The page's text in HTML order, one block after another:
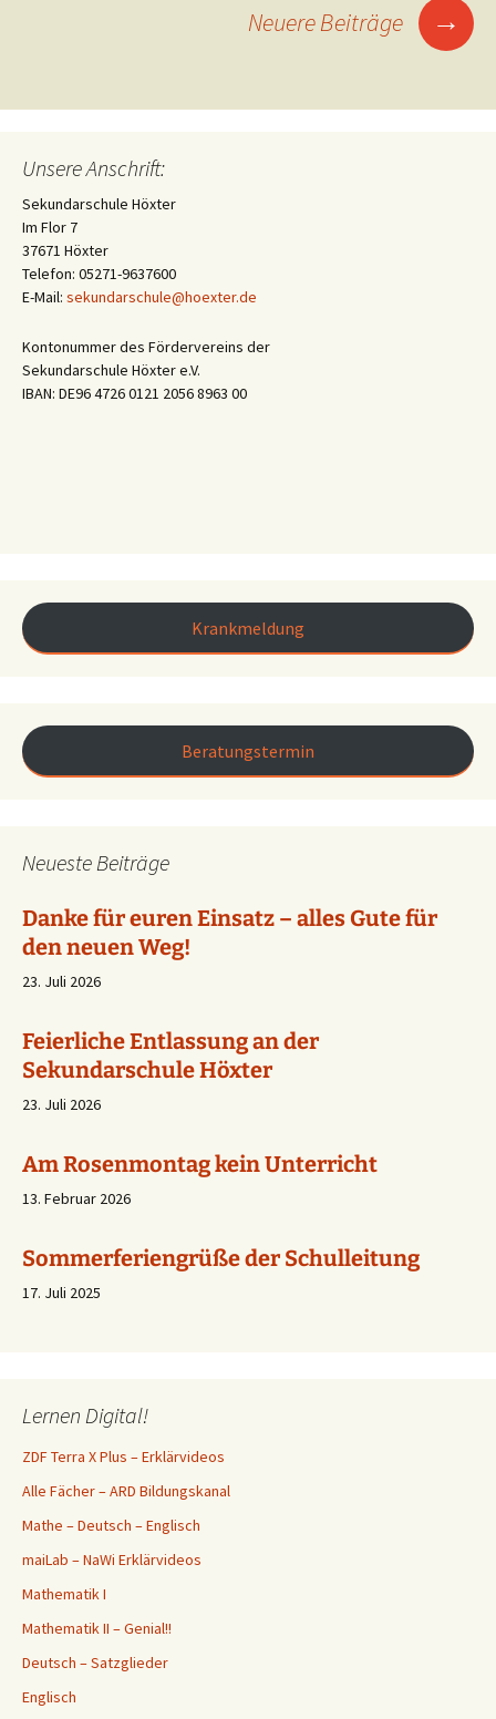
Neuere Beiträge →
Unsere Anschrift:
Sekundarschule Höxter
Im Flor 7
37671 Höxter
Telefon: 05271-9637600
E-Mail: sekundarschule@hoexter.de
Kontonummer des Fördervereins der
Sekundarschule Höxter e.V.
IBAN: DE96 4726 0121 2056 8963 00
Krankmeldung
Beratungstermin
Neueste Beiträge
Danke für euren Einsatz – alles Gute für
den neuen Weg!
23. Juli 2026
Feierliche Entlassung an der
Sekundarschule Höxter
23. Juli 2026
Am Rosenmontag kein Unterricht
13. Februar 2026
Sommerferiengrüße der Schulleitung
17. Juli 2025
Ferien….
23. Juli 2026
Lernen Digital!
ZDF Terra X Plus – Erklärvideos
Alle Fächer – ARD Bildungskanal
Mathe – Deutsch – Englisch
maiLab – NaWi Erklärvideos
Mathematik I
Mathematik II – Genial!!
Deutsch – Satzglieder
Englisch